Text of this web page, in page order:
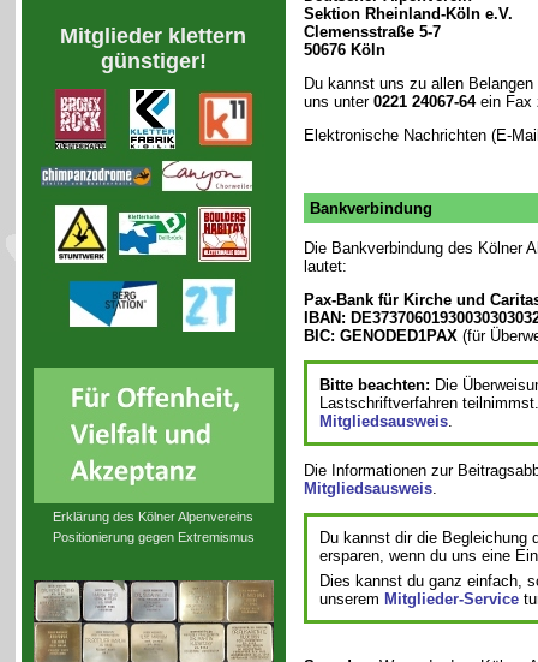
Mitglieder klettern
günstiger!
Erklärung des Kölner Alpenvereins
Positionierung gegen Extremismus
Sektion Rheinland-Köln e.V.
Clemensstraße 5-7
50676 Köln
Du kannst uns zu allen
uns unter 0221 24067-64ein Fax
Elektronische Nachrichten (E-
Bankverbindung
Die Bankverbindung des Kölner
lautet:
Pax-Bank für Kirche und
IBAN:
BIC: GENODED1PAX(für
Bitte beachten: Die
Lastschriftverfahren
Mitgliedsausweis.
Die Informationen zur
Mitgliedsausweis.
Du kannst dir die Begleichung
ersparen, wenn du uns eine
Dies kannst du ganz einfach,
unserem Mitglieder-Service